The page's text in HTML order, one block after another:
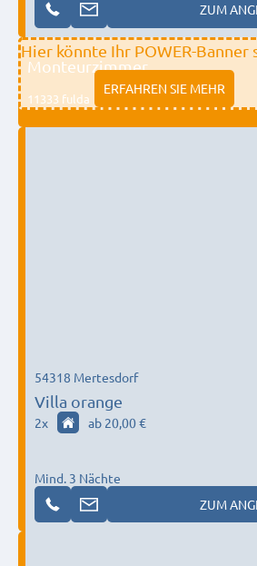
ZUM
Hier könnte Ihr POWER-Banner
ERFAHREN SIE MEHR
Monteurzimmer
11333 fulda
Villa orange
54318 Mertesdorf
2x ab 20,00 €
Mind. 3 Nächte
ZUM